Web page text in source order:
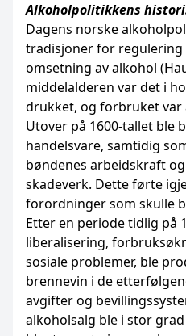
Alkoholpolitikkens
Dagens norske
tradisjoner for regulering
omsetning av alkohol
middelalderen var det i
drukket, og forbruket var
Utover på 1600-tallet ble
handelsvare, samtidig
bøndenes arbeidskraft
skadeverk. Dette førte
forordninger som skulle
Etter en periode tidlig på
liberalisering,
sosiale problemer, ble
brennevin i de
avgifter og
alkoholsalg ble i stor